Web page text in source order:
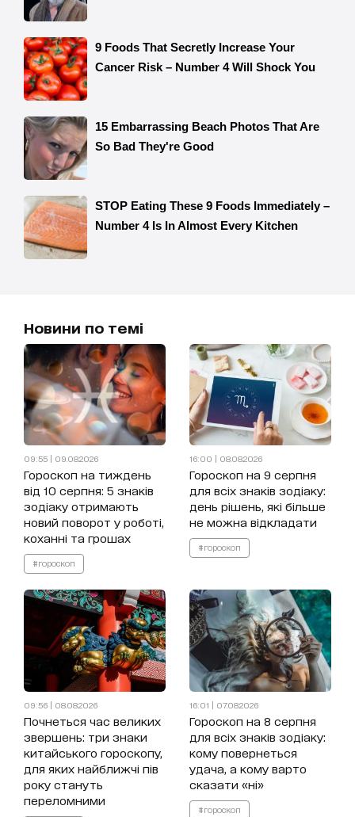
Новини по темі
09:55 | 09.08.2026
Гороскоп на тиждень
від 10 серпня: 5 знаків
зодіаку отримають
новий поворот у роботі,
коханні та грошах
#гороскоп
16:00 | 08.08.2026
Гороскоп на 9 серпня
для всіх знаків зодіаку:
день рішень, які більше
не можна відкладати
#гороскоп
09:56 | 08.08.2026
Почнеться час великих
звершень: три знаки
китайського гороскопу,
для яких найближчі пів
року стануть
переломними
16:01 | 07.08.2026
Гороскоп на 8 серпня
для всіх знаків зодіаку:
кому повернеться
удача, а кому варто
сказати «ні»
#гороскоп